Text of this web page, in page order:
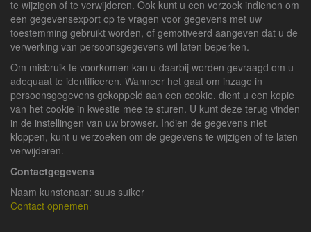
te wijzigen of te verwijderen. Ook kunt u een verzoek indienen om
een gegevensexport op te vragen voor gegevens met uw
toestemming gebruikt worden, of gemotiveerd aangeven dat u de
verwerking van persoonsgegevens wil laten beperken.
Om misbruik te voorkomen kan u daarbij worden gevraagd om u
adequaat te identificeren. Wanneer het gaat om inzage in
persoonsgegevens gekoppeld aan een cookie, dient u een kopie
van het cookie in kwestie mee te sturen. U kunt deze terug vinden
in de instellingen van uw browser. Indien de gegevens niet
kloppen, kunt u verzoeken om de gegevens te wijzigen of te laten
verwijderen.
Contactgegevens
Naam kunstenaar: suus suiker
Contact opnemen